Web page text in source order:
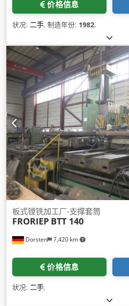
价格信息
状况: 二手, 制造年份: 1982,
Dorsten 7,420 km
板式镗铣加工厂-支撑套筒
FRORIEP BTT 140
价格信息
状况: 二手,